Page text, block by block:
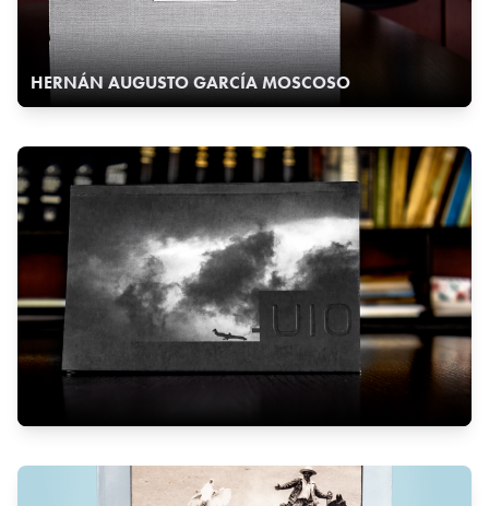
HERNÁN AUGUSTO GARCÍA MOSCOSO